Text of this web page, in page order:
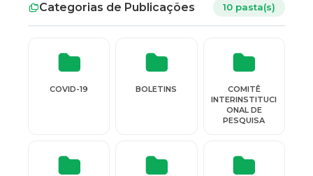
Categorias de Publicações 10 pasta(s)
COVID-19 BOLETINS
COMITÊ
INTERINSTITUCI
ONAL DE
PESQUISA